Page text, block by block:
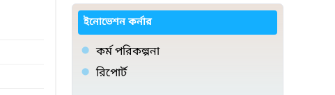
ইনোভেশন কর্নার
কর্ম পরিকল্পনা
রিপোর্ট